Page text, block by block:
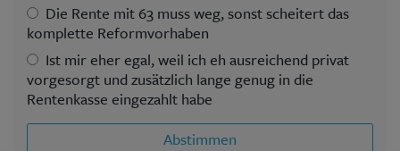
Die Rente mit 63 muss weg, sonst scheitert das
komplette Reformvorhaben
Ist mir eher egal, weil ich eh ausreichend privat
vorgesorgt und zusätzlich lange genug in die
Rentenkasse eingezahlt habe
Abstimmen